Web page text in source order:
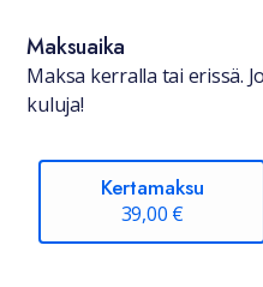
Maksuaika
Maksa kerralla tai erissä.
kuluja!
Kertamaksu
39,00 €